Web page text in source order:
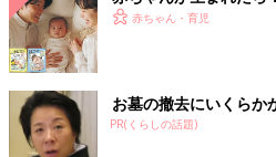
赤ちゃん・育児
お墓の撤去にいくらか
PR(くらしの話題)